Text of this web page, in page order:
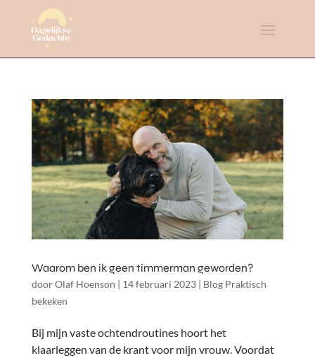
Waarom ben ik geen timmerman geworden?
doorOlaf Hoenson | 14 februari 2023| Blog Praktisch
bekeken
Bij mijn vaste ochtendroutines hoort het
klaarleggen van de krant voor mijn vrouw. Voordat